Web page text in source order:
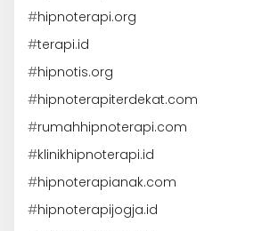
#hipnoterapi.org
#terapi.id
#hipnotis.org
#hipnoterapiterdekat.com
#rumahhipnoterapi.com
#klinikhipnoterapi.id
#hipnoterapianak.com
#hipnoterapijogja.id